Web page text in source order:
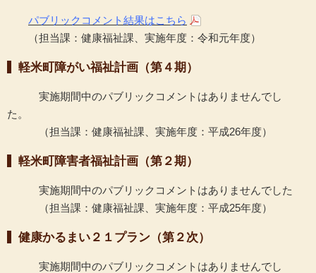
パブリックコメント結果はこちら
（担当課：健康福祉課、実施年度：令和元年度）
軽米町障がい福祉計画（第４期）
実施期間中のパブリックコメントはありませんでし
た。
（担当課：健康福祉課、実施年度：平成26年度）
軽米町障害者福祉計画（第２期）
実施期間中のパブリックコメントはありませんでした
（担当課：健康福祉課、実施年度：平成25年度）
健康かるまい２１プラン（第２次）
実施期間中のパブリックコメントはありませんでし